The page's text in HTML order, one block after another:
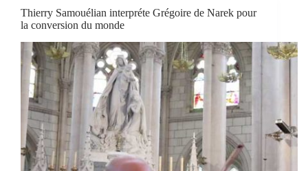
Thierry Samouélian interpréte Grégoire de Narek pour
la conversion du monde